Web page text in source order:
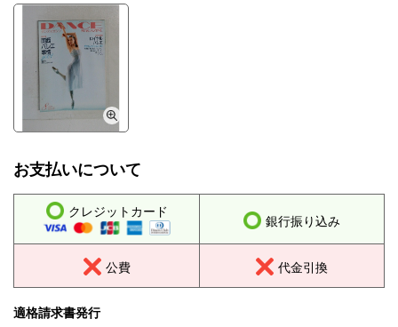
お支払いについて
クレジットカード
銀行振り込み
公費 代金引換
適格請求書発行